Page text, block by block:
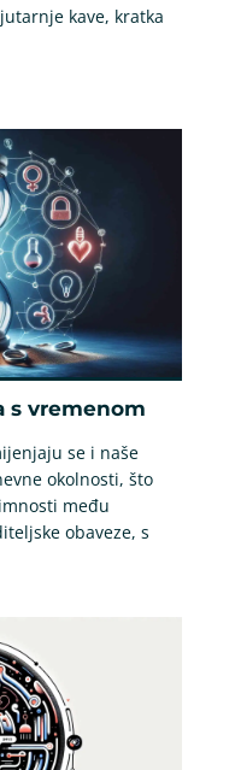
kave, kratka
s vremenom
se i naše
okolnosti, što
među
obaveze, s